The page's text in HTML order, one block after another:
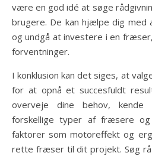
være en god idé at søge
brugere. De kan hjælpe dig
og undgå at investere i en
forventninger.
I konklusion kan det siges, at
for at opnå et succesfuldt
overveje dine behov, kende
forskellige typer af fræsere
faktorer som motoreffekt og
rette fræser til dit projekt. Søg